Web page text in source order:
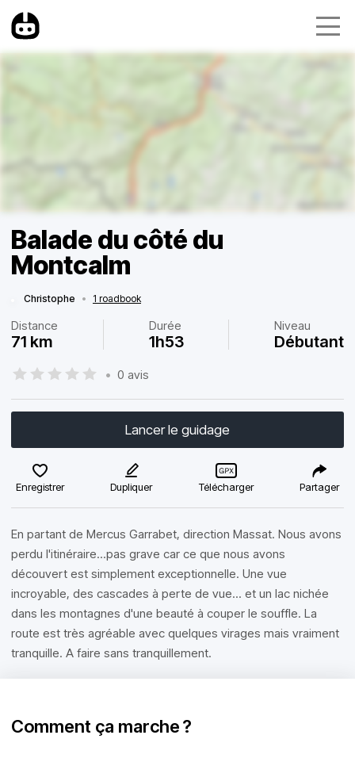
Balade du côté du
Montcalm
Christophe • 1 roadbook
Distance
71 km
Durée
1h53
Niveau
Débutant
• 0 avis
Lancer le guidage
Enregistrer Dupliquer Télécharger Partager
En partant de Mercus Garrabet, direction Massat. Nous avons
perdu l'itinéraire...pas grave car ce que nous avons
découvert est simplement exceptionnelle. Une vue
incroyable, des cascades à perte de vue... et un lac nichée
dans les montagnes d'une beauté à couper le souffle. La
route est très agréable avec quelques virages mais vraiment
tranquille. A faire sans tranquillement.
Comment ça marche ?